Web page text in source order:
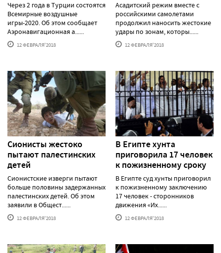
Через 2 года в Турции состоятся
Всемирные воздушные
игры-2020. Об этом сообщает
Аэронавигационная а......
12 ФЕВРАЛЯ'2018
Асадитский режим вместе с
российскими самолетами
продолжил наносить жестокие
удары по зонам, которы......
12 ФЕВРАЛЯ'2018
Сионисты жестоко
пытают палестинских
детей
Сионистские изверги пытают
больше половины задержанных
палестинских детей. Об этом
заявили в Общест......
12 ФЕВРАЛЯ'2018
В Египте хунта
приговорила 17 человек
к пожизненному сроку
В Египте суд хунты приговорил
к пожизненному заключению
17 человек - сторонников
движения «Их......
12 ФЕВРАЛЯ'2018